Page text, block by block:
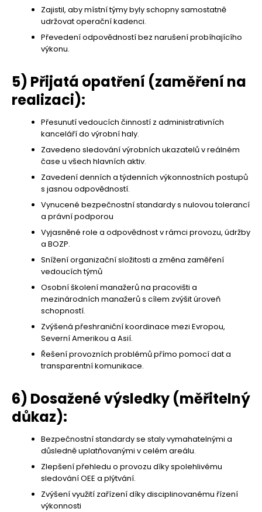
Zajistil, aby místní týmy byly schopny samostatně
udržovat operační kadenci.
Převedení odpovědností bez narušení probíhajícího
výkonu.
5) Přijatá opatření (zaměření na
realizaci):
Přesunutí vedoucích činností z administrativních
kanceláří do výrobní haly.
Zavedeno sledování výrobních ukazatelů v reálném
čase u všech hlavních aktiv.
Zavedení denních a týdenních výkonnostních postupů
s jasnou odpovědností.
Vynucené bezpečnostní standardy s nulovou tolerancí
a právní podporou
Vyjasněné role a odpovědnost v rámci provozu, údržby
a BOZP.
Snížení organizační složitosti a změna zaměření
vedoucích týmů
Osobní školení manažerů na pracovišti a
mezinárodních manažerů s cílem zvýšit úroveň
schopností.
Zvýšená přeshraniční koordinace mezi Evropou,
Severní Amerikou a Asií.
Řešení provozních problémů přímo pomocí dat a
transparentní komunikace.
6) Dosažené výsledky (měřitelný
důkaz):
Bezpečnostní standardy se staly vymahatelnými a
důsledně uplatňovanými v celém areálu.
Zlepšení přehledu o provozu díky spolehlivému
sledování OEE a plýtvání.
Zvýšení využití zařízení díky disciplinovanému řízení
výkonnosti